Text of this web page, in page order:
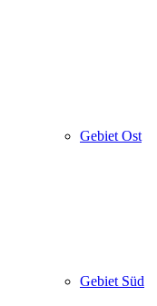
Gebiet Ost
Gebiet Süd